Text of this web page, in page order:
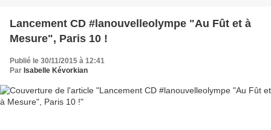
Lancement CD #lanouvelleolympe "Au Fût et à
Mesure", Paris 10 !
Publié le 30/11/2015 à 12:41
Par Isabelle Kévorkian